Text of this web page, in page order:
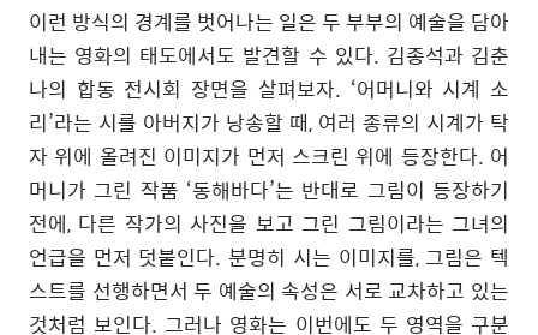
이런 방식의 경계를 벗어나는 일은 두 부부의 예술을 담아
내는 영화의 태도에서도 발견할 수 있다. 김종석과 김춘
나의 합동 전시회 장면을 살펴보자. ‘어머니와 시계 소
리’라는 시를 아버지가 낭송할 때, 여러 종류의 시계가 탁
자 위에 올려진 이미지가 먼저 스크린 위에 등장한다. 어
머니가 그린 작품 ‘동해바다’는 반대로 그림이 등장하기
전에, 다른 작가의 사진을 보고 그린 그림이라는 그녀의
언급을 먼저 덧붙인다. 분명히 시는 이미지를, 그림은 텍
스트를 선행하면서 두 예술의 속성은 서로 교차하고 있는
것처럼 보인다. 그러나 영화는 이번에도 두 영역을 구분